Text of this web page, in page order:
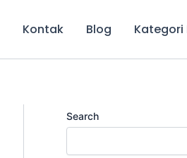
Kontak Blog Kategori
Search